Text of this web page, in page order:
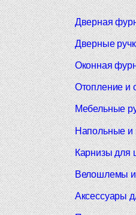
Дверная
Дверные
Оконная
Отопление и
Мебельные
Напольные и
Карнизы для
Велошлемы и
Аксессуары